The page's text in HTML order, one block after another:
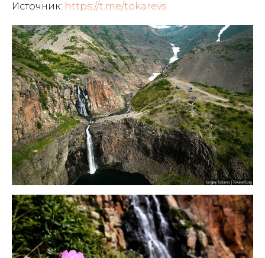
Источник: https://t.me/tokarevs